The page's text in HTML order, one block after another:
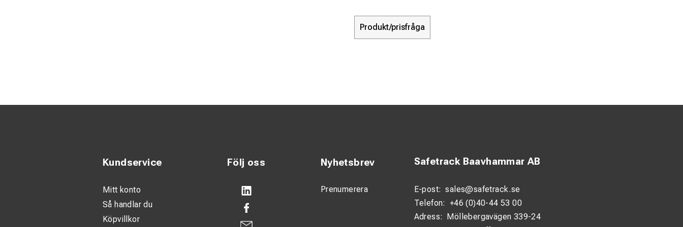
Produkt/prisfråga
Följ oss Nyhetsbrev
Prenumerera
Safetrack Baavhammar AB
E-post: sales@safetrack.se
Telefon: +46 (0)40-44 53 00
Adress: Möllebergavägen 339-24
Kundservice
Mitt konto
Så handlar du
Köpvillkor